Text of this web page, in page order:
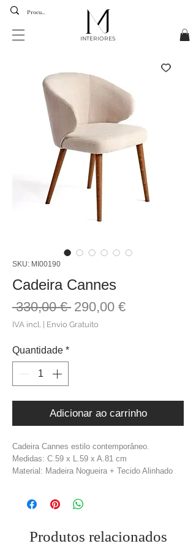
INTERIORES
SKU: MI00190
Cadeira Cannes
330,00 € Preço
normal
290,00 €Preço
IVA incl. Envio Gratuito
Quantidade *
Adicionar ao carrinho
Cadeira Cannes estilo contemporâneo.
Medidas: C.59 x L.59 x A.81 cm
Material: Madeira Nogueira + Tecido Alinhado
Produtos relacionados